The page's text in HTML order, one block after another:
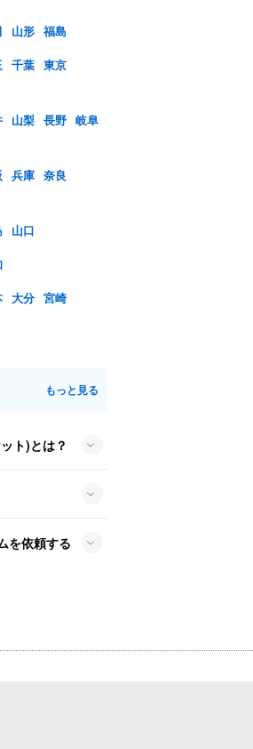
山形 福島
千葉 東京
山梨 長野 岐阜
兵庫 奈良
山口
大分 宮崎
もっと見る
ト)とは？
を依頼する